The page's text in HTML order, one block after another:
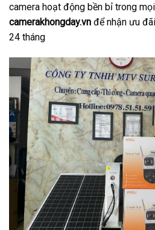
camera hoạt động bền bỉ trong
camerakhongday.vn để nhận ưu
24 tháng